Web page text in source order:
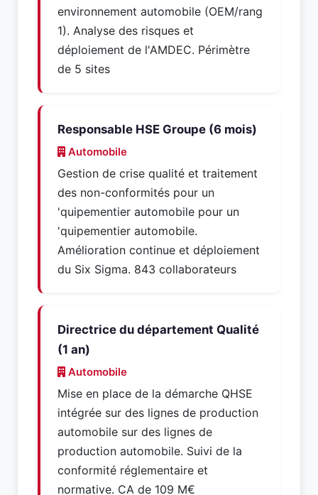
environnement automobile (OEM/rang
1). Analyse des risques et
déploiement de l'AMDEC. Périmètre
de 5 sites
Responsable HSE Groupe (6 mois)
Automobile
Gestion de crise qualité et traitement
des non-conformités pour un
'quipementier automobile pour un
'quipementier automobile.
Amélioration continue et déploiement
du Six Sigma. 843 collaborateurs
Directrice du département Qualité
(1 an)
Automobile
Mise en place de la démarche QHSE
intégrée sur des lignes de production
automobile sur des lignes de
production automobile. Suivi de la
conformité réglementaire et
normative. CA de 109 M€